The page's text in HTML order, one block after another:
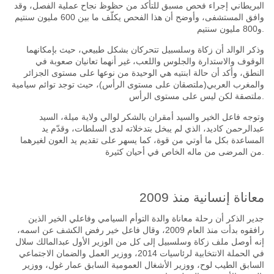
البريطاني إجراء فحص مسبق للتأكد من حظوظ نجاح عملية الفصل، وقد
وافق المستشفى، وأوضح أن هذا الفحص يكلّف ما بين 600 مليون سنتيم
و800
وذكر الوالد أن زكاة وسلسبيل تتحركان بشكل طبيعي، حيث بإمكانهما
الوقوف والاستدارة والجلوس واللعب، غير أنهما تعانيان صعوبة في
النطق، وأكد أن حالة ابنتيه هي الوحيدة من نوعها على مستوى الجزائر
والمغرب العربي(ملتصقان على مستوى الرأس)، حيث توجد توائم سيامية
وتوجه فاعل الخير والسيد أمقران بالشكر لوالي ولاية ميلة، السيد
عبدالرحمن كاديد، الذي لم يبخل بتدخلاته لدى السلطات، وقدّم يد
المساعدة بكل ما أوتي من قوة، كما يسهر على تقديم يد العون لغيرهما
معاناة إنسانية منذ 2009
جدير الذكر أن رحلة معاناة والدة التوأم السيامي وفاعلي الخير الذين
رافقوه بدأت منذ العام 2009،
وقال فاعل خير رفض الكشف عن اسمه،
إنه أوصل ملف زكاة وسلسبيل إلى كل من الوزير الأول عبدالمالك سلال
في الحملة الانتخابية لرئاسيات 2014،
ووزير العمل والضمان الاجتماعي
السابق الطيب لوح، ووزير الأشغال العمومية السابق عمار غول، ووزير